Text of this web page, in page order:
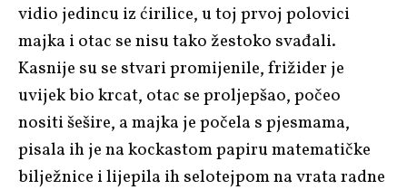
vidio jedincu iz ćirilice, u toj prvoj polovici
majka i otac se nisu tako žestoko svađali.
Kasnije su se stvari promijenile, frižider je
uvijek bio krcat, otac se proljepšao, počeo
nositi šešire, a majka je počela s pjesmama,
pisala ih je na kockastom papiru matematičke
bilježnice i lijepila ih selotejpom na vrata radne